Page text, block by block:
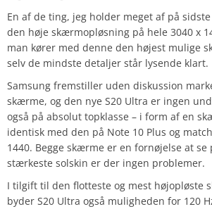
En af de ting, jeg holder meget af på
den høje skærmopløsning på hele 3040 x
man kører med denne den højest mulige
selv de mindste detaljer står lysende klart.
Samsung fremstiller uden diskussion
skærme, og den nye S20 Ultra er ingen
også på absolut topklasse – i form af en
identisk med den på Note 10 Plus og
1440. Begge skærme er en fornøjelse at se
stærkeste solskin er der ingen problemer.
I tilgift til den flotteste og mest højopløste
byder S20 Ultra også muligheden for 120